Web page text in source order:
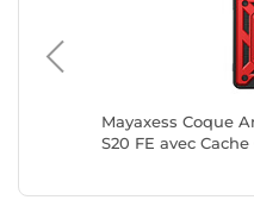
Mayaxess Coque
S20 FE avec